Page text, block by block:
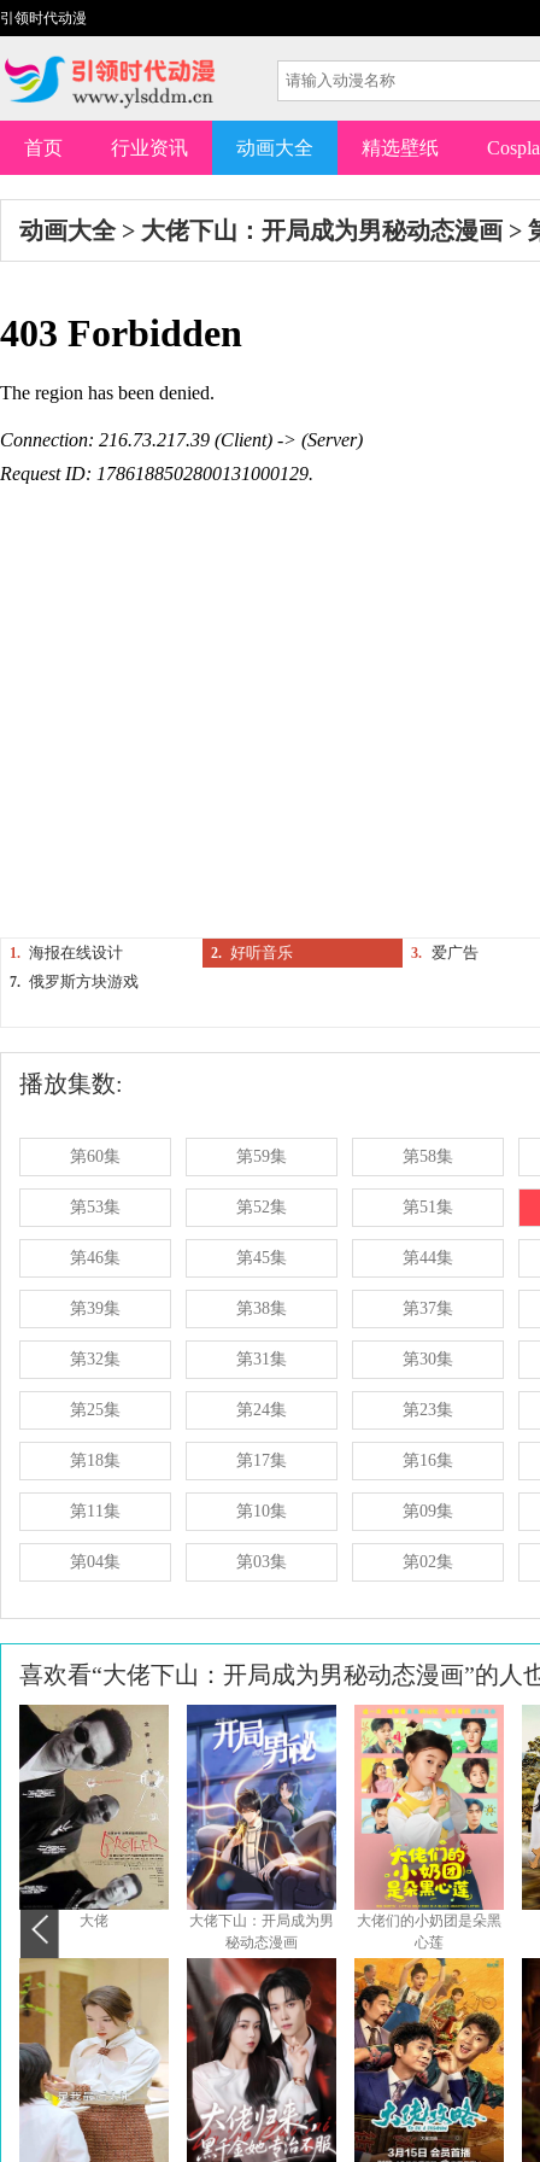
引领时代动漫
首页 行业资讯 动画大全 精选壁纸
动画大全> 大佬下山：开局成为男秘动态漫画 >
播放集数:
第60集 第59集 第58集
第53集 第52集 第51集
第46集 第45集 第44集
第39集 第38集 第37集
第32集 第31集 第30集
第25集 第24集 第23集
第18集 第17集 第16集
第11集 第10集 第09集
第04集 第03集 第02集
喜欢看“大佬下山：开局成为男秘动态漫画”的人
大佬
大佬下山：开局成为男
秘动态漫画
大佬们的小奶团是朵黑
心莲